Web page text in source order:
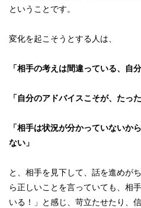
ということです。
変化を起こそうとする人は、
「相手の考えは間違っている、自
「自分のアドバイスこそが、たっ
「相手は状況が分かっていないか
ない」
と、相手を見下して、話を進めが
ら正しいことを言っていても、相
いる！」と感じ、苛立たせたり、